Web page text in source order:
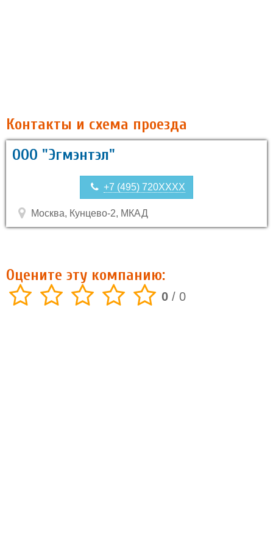
Контакты и схема проезда
ООО "Эгмэнтэл"
+7 (495) 720XXXX
Москва, Кунцево-2, МКАД
Оцените эту компанию:
0 / 0